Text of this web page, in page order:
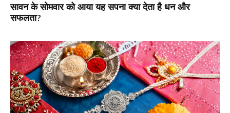
सावन के सोमवार को आया यह सपना क्या देता है धन और
सफलता?